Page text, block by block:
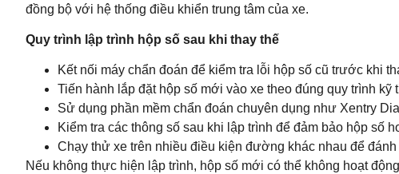
đồng bộ với hệ thống điều khiển trung tâm của xe.
Quy trình lập trình hộp số sau khi thay thế
Kết nối máy chẩn đoán để kiểm tra lỗi hộp số cũ trước khi
Tiến hành lắp đặt hộp số mới vào xe theo đúng quy trình kỹ
Sử dụng phần mềm chẩn đoán chuyên dụng như Xentry
Kiểm tra các thông số sau khi lập trình để đảm bảo hộp số
Chạy thử xe trên nhiều điều kiện đường khác nhau để
Nếu không thực hiện lập trình, hộp số mới có thể không hoạt